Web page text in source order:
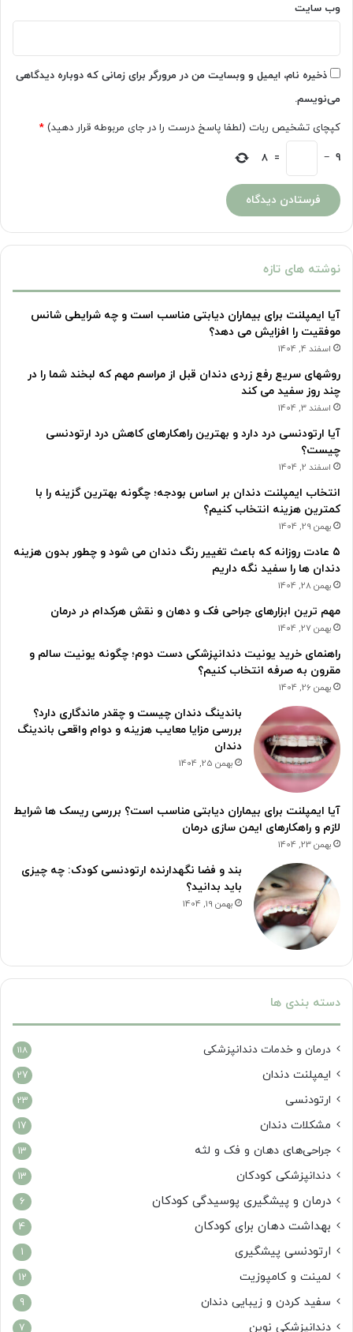
وب‌ سایت
ذخیره نام، ایمیل و وبسایت من در مرورگر برای زمانی که دوباره دیدگاهی
می‌نویسم.
کپچای تشخیص ربات (لطفا پاسخ درست را در جای مربوطه قرار دهید) *
9
−
=
8
نوشته های تازه
آیا ایمپلنت برای بیماران دیابتی مناسب است و چه شرایطی شانس
موفقیت را افزایش می دهد؟
اسفند 4, 1404
روشهای سریع رفع زردی دندان قبل از مراسم مهم که لبخند شما را در
چند روز سفید می کند
اسفند 3, 1404
آیا ارتودنسی درد دارد و بهترین راهکارهای کاهش درد ارتودنسی
چیست؟
اسفند 2, 1404
انتخاب ایمپلنت دندان بر اساس بودجه؛ چگونه بهترین گزینه را با
کمترین هزینه انتخاب کنیم؟
بهمن 29, 1404
۵ عادت روزانه که باعث تغییر رنگ دندان می شود و چطور بدون هزینه
دندان ها را سفید نگه داریم
بهمن 28, 1404
مهم ترین ابزارهای جراحی فک و دهان و نقش هرکدام در درمان
بهمن 27, 1404
راهنمای خرید یونیت دندانپزشکی دست دوم؛ چگونه یونیت سالم و
مقرون به صرفه انتخاب کنیم؟
بهمن 26, 1404
باندینگ دندان چیست و چقدر ماندگاری دارد؟
بررسی مزایا معایب هزینه و دوام واقعی باندینگ
دندان
بهمن 25, 1404
آیا ایمپلنت برای بیماران دیابتی مناسب است؟ بررسی ریسک ها شرایط
لازم و راهکارهای ایمن سازی درمان
بهمن 23, 1404
بند و فضا نگهدارنده ارتودنسی کودک: چه چیزی
باید بدانید؟
بهمن 19, 1404
دسته بندی ها
درمان‌ و خدمات دندانپزشکی 118
ایمپلنت دندان 27
ارتودنسی 23
مشکلات دندان 17
جراحی‌های دهان و فک و لثه 13
دندانپزشکی کودکان 13
درمان و پیشگیری پوسیدگی کودکان 6
بهداشت دهان برای کودکان 4
ارتودنسی پیشگیری 1
لمینت و کامپوزیت 12
سفید کردن و زیبایی دندان 9
دندانپزشکی نوین 7